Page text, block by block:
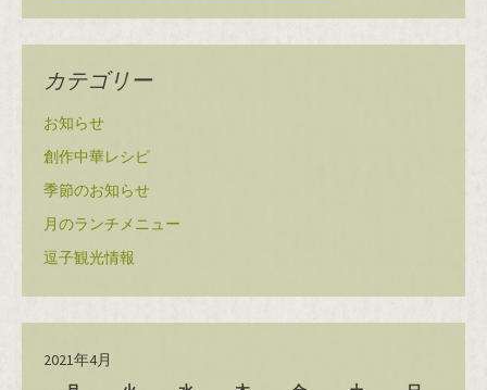
カテゴリー
お知らせ
創作中華レシピ
季節のお知らせ
月のランチメニュー
逗子観光情報
2021年4月